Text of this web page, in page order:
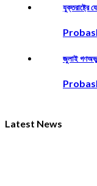
যুক্তরাষ্ট্রে
জুলাই
Latest News